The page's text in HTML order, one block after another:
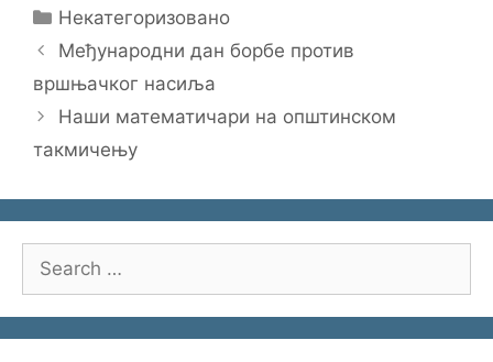
Categories
Некатегоризовано
Међународни дан борбе против
вршњачког насиља
Наши математичари на општинском
такмичењу
for: